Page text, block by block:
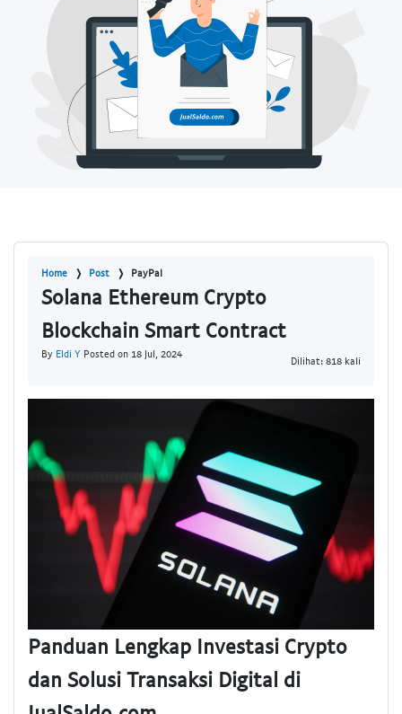
Home Post PayPal
Solana Ethereum Crypto
Blockchain Smart Contract
By Eldi Y Posted on 18 Jul, 2024
Dilihat: 818 kali
Panduan Lengkap Investasi Crypto
dan Solusi Transaksi Digital di